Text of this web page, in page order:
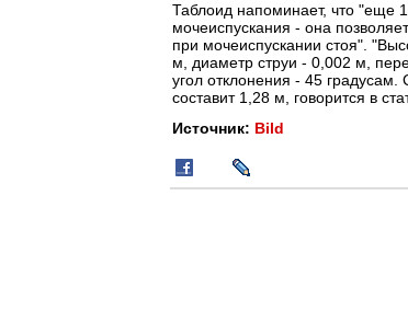
Таблоид напоминает, что "еще
мочеиспускания - она
при мочеиспускании стоя".
м, диаметр струи - 0,002 м,
угол отклонения - 45
составит 1,28 м, говорится в
Источник: Bild